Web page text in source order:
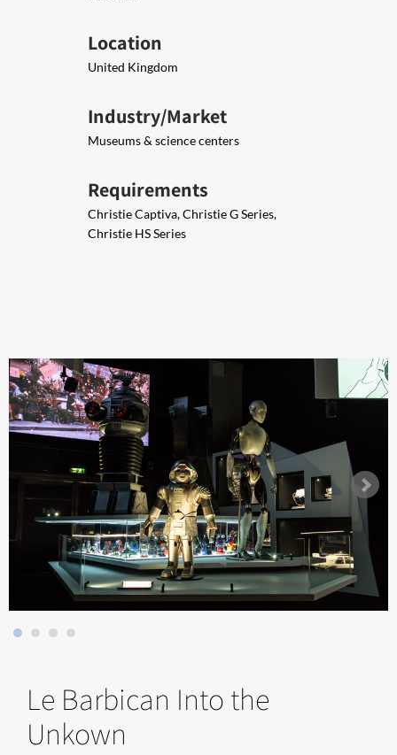
Location
United Kingdom
Industry/Market
Museums & science centers
Requirements
Christie Captiva, Christie G Series,
Christie HS Series
Le Barbican Into the
Unkown